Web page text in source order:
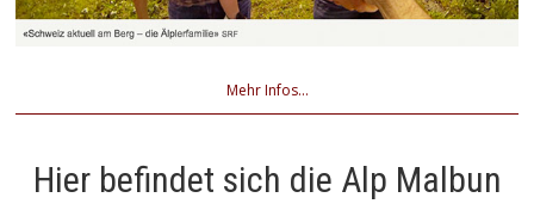
Mehr Infos...
Hier befindet sich die Alp Malbun